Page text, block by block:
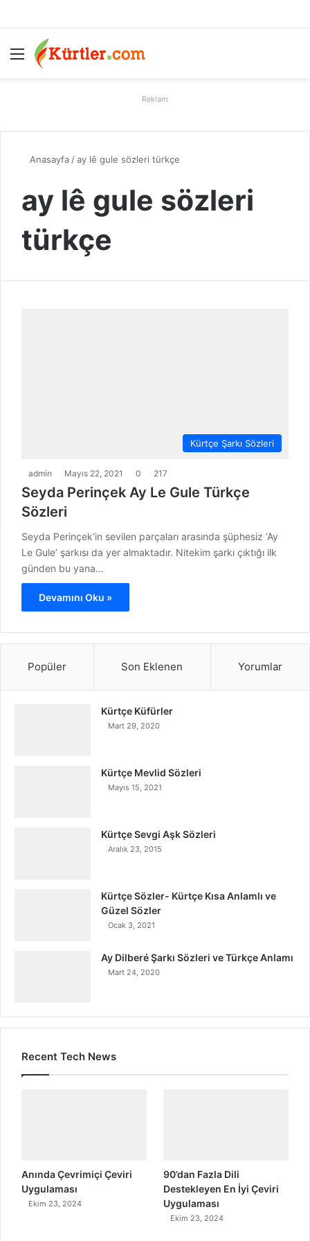
Menü
Reklam
Anasayfa /ay lê gule sözleri türkçe
ay lê gule sözleri
türkçe
Kürtçe Şarkı Sözleri
admin Mayıs 22, 2021 0 217
Seyda Perinçek Ay Le Gule Türkçe
Sözleri
Seyda Perinçek‘in sevilen parçaları arasında şüphesiz ‘Ay
Le Gule’ şarkısı da yer almaktadır. Nitekim şarkı çıktığı ilk
günden bu yana…
Devamını Oku »
Popüler Son Eklenen Yorumlar
Kürtçe Küfürler
Mart 29, 2020
Kürtçe Mevlid Sözleri
Mayıs 15, 2021
Kürtçe Sevgi Aşk Sözleri
Aralık 23, 2015
Kürtçe Sözler- Kürtçe Kısa Anlamlı ve
Güzel Sözler
Ocak 3, 2021
Ay Dilberé Şarkı Sözleri ve Türkçe Anlamı
Mart 24, 2020
Recent Tech News
Anında Çevrimiçi Çeviri
Uygulaması
Ekim 23, 2024
90’dan Fazla Dili
Destekleyen En İyi Çeviri
Uygulaması
Ekim 23, 2024